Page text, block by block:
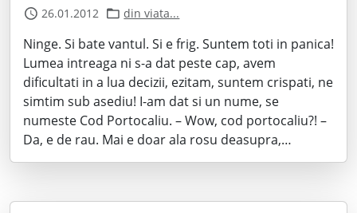
26.01.2012 din viata...
Ninge. Si bate vantul. Si e frig. Suntem toti in panica!
Lumea intreaga ni s-a dat peste cap, avem
dificultati in a lua decizii, ezitam, suntem crispati, ne
simtim sub asediu! I-am dat si un nume, se
numeste Cod Portocaliu. – Wow, cod portocaliu?! –
Da, e de rau. Mai e doar ala rosu deasupra,…